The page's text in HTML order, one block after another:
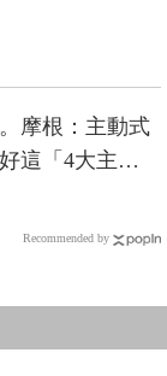
摩根：主動式
這「4大主
Recommended by